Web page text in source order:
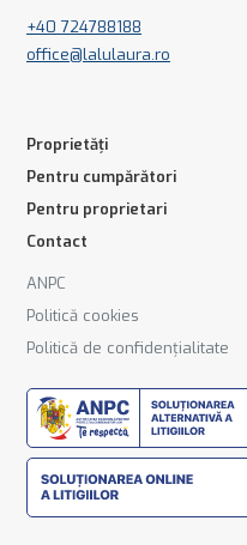
+40 724788188
office@lalulaura.ro
Proprietăți
Pentru cumpărători
Pentru proprietari
Contact
ANPC
Politică cookies
Politică de confidențialitate